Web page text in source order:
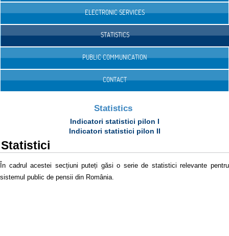
ELECTRONIC SERVICES
STATISTICS
PUBLIC COMMUNICATION
CONTACT
Statistics
Indicatori statistici pilon I
Indicatori statistici pilon II
Statistici
În cadrul acestei secțiuni puteți găsi o serie de statistici relevante pentru
sistemul public de pensii din România.